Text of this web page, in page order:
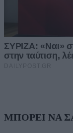
ΜΠΟΡΕΙ ΝΑ